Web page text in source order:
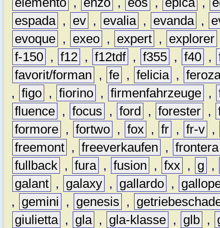
espada , ev , evalia , evanda ,
evoque , exeo , expert , explorer
f-150 , f12 , f12tdf , f355 , f40 ,
favorit/forman
, fe , felicia ,
, figo , fiorino , firmenfahrzeuge ,
fluence , focus , ford , forester ,
formore , fortwo , fox , fr , fr-v ,
freemont , freeverkaufen , frontera
fullback , fura , fusion , fxx , g
,
galant , galaxy , gallardo ,
,
gemini , genesis ,
giulietta , gla , gla-klasse , glb ,